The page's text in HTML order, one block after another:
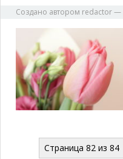
Создано автором redactor—
Страница 82 из 84